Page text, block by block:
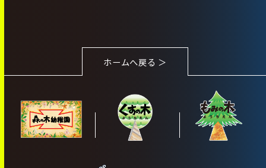
ホームへ戻る ＞